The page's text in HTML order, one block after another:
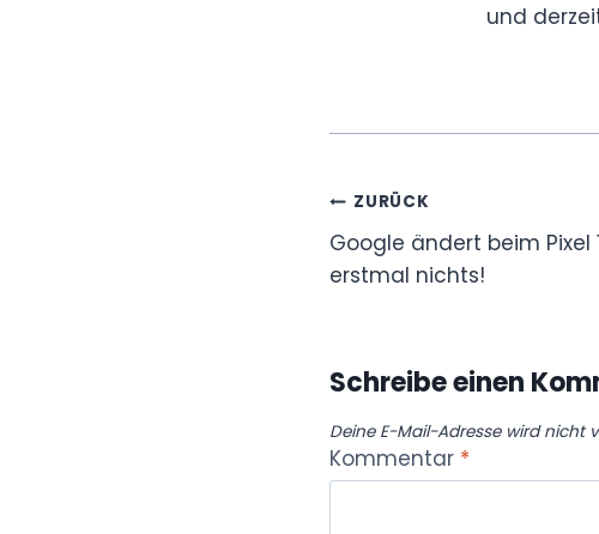
und
Beitragsnavigation
ZURÜCK
Google ändert beim Pixel
erstmal nichts!
Schreibe einen
Deine E-Mail-Adresse wird nicht
Kommentar *